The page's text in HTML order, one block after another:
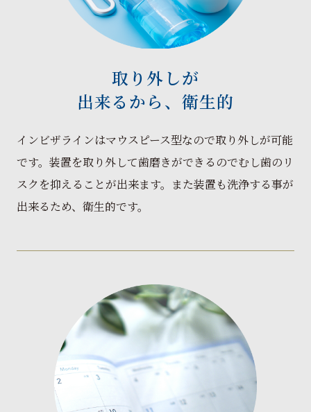
取り外しが
出来るから、衛生的
インビザラインはマウスピース型なので取り外しが可能
です。装置を取り外して歯磨きができるのでむし歯のリ
スクを抑えることが出来ます。また装置も洗浄する事が
出来るため、衛生的です。